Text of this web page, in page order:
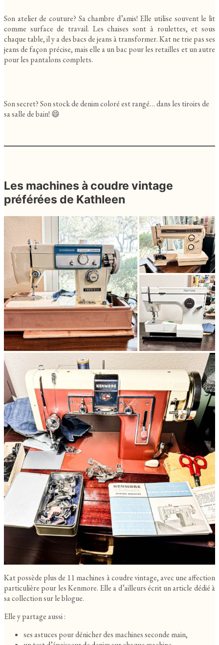
Son atelier de couture? Sa chambre d’amis! Elle utilise souvent le lit
comme surface de travail. Les chaises sont à roulettes, et sous
chaque table, il y a des bacs de jeans à transformer. Kat ne trie pas ses
jeans de façon précise, mais elle a un bac pour les retailles et un autre
pour les pantalons complets.
Son secret? Son stock de denim coloré est rangé… dans les tiroirs de
sa salle de bain! 😄
Les machines à coudre vintage
préférées de Kathleen
Kat possède plus de 11 machines à coudre vintage, avec une affection
particulière pour les Kenmore. Elle a d’ailleurs écrit un article dédié à
sa collection sur le blogue.
Elle y partage aussi :
ses astuces pour dénicher des machines seconde main,